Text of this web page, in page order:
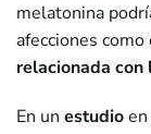
melatonina
afecciones
relacionada
En un estudio